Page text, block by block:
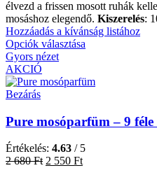
élvezd a frissen mosott ruhák
mosáshoz elegendő. Kiszerelés:
Hozzáadás a kívánság listához
Opciók választása
Gyors nézet
AKCIÓ
Bezárás
Pure mosóparfüm – 9
Értékelés: 4.63 / 5
2 680Ft 2 550 Ft